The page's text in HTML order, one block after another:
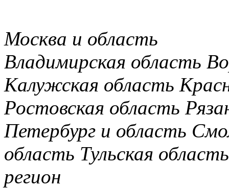
Москва и область
Владимирская область
Калужская область
Ростовская область
Петербург и область
область Тульская область
регион